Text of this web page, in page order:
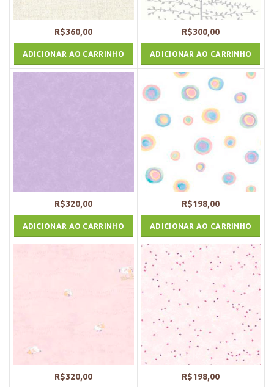
R$360,00
ADICIONAR AO CARRINHO
R$300,00
ADICIONAR AO CARRINHO
R$320,00
ADICIONAR AO CARRINHO
R$198,00
ADICIONAR AO CARRINHO
R$320,00 R$198,00